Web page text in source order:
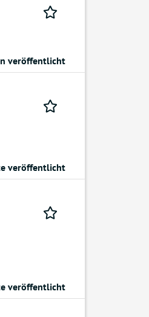
veröffentlicht
veröffentlicht
veröffentlicht